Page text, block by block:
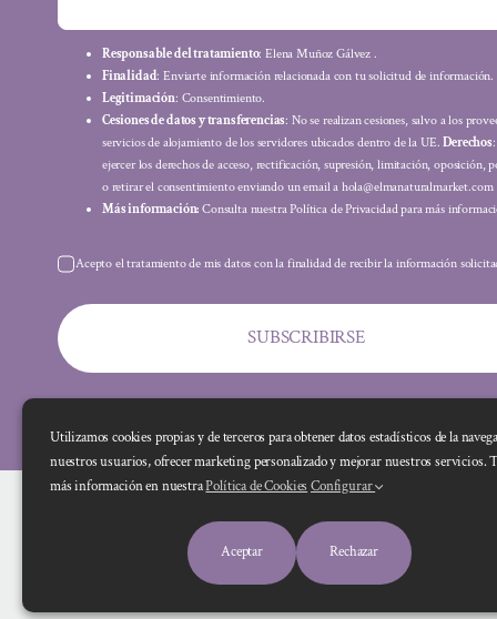
Responsable del tratamiento: Elena Muñoz Gálvez .
Finalidad: Enviarte información relacionada con tu solicitud de información.
Legitimación: Consentimiento.
Cesiones de datos y transferencias: No se realizan cesiones, salvo a los
servicios de alojamiento de los servidores ubicados dentro de la UE.Derechos
ejercer los derechos de acceso, rectificación, supresión, limitación, oposición,
o retirar el consentimiento enviando un email a hola@elmanaturalmarket.com
Más información: Consulta nuestra Política de Privacidad para más
Acepto el tratamiento de mis datos con la finalidad de recibir la información
SUBSCRIBIRSE
Utilizamos cookies propias y de terceros para obtener datos estadísticos de la
nuestros usuarios, ofrecer marketing personalizado y mejorar nuestros servicios.
más información en nuestraPolítica de Cookies Configurar
Aceptar Rechazar